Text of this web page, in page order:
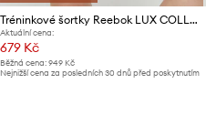
Tréninkové šortky Reebok LUX COLLECTION
Aktuální cena:
679 Kč
Běžná cena:949 Kč
Nejnižší cena za posledních 30 dnů před poskytnutím